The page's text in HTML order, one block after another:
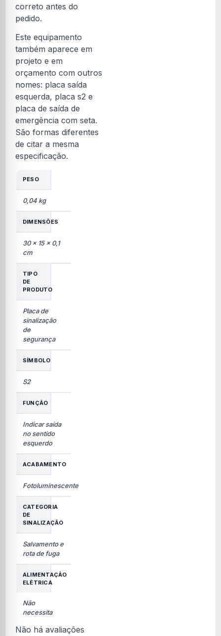
correto antes do
pedido.
Este equipamento
também aparece em
projeto e em
orçamento com outros
nomes: placa saída
esquerda, placa s2 e
placa de saída de
emergência com seta.
São formas diferentes
de citar a mesma
especificação.
PESO
0,04 kg
DIMENSÕES
30 × 15 × 0,1
cm
TIPO
DE
PRODUTO
Placa de
sinalização
de
segurança
SÍMBOLO
S2
FUNÇÃO
Indicar saída
no sentido
esquerdo
ACABAMENTO
Fotoluminescente
CATEGORIA
DE
SINALIZAÇÃO
Salvamento e
rota de fuga
ALIMENTAÇÃO
ELÉTRICA
Não
necessita
Não há avaliações